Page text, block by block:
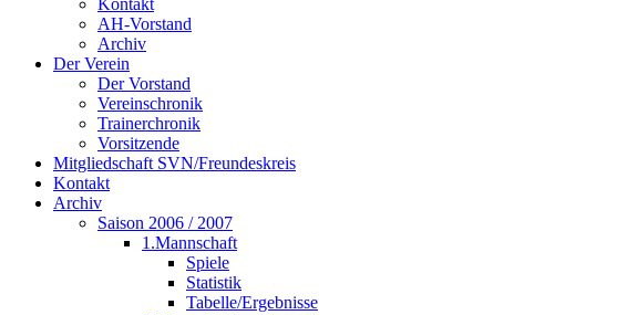
Kontakt
AH-Vorstand
Archiv
Der Verein
Der Vorstand
Vereinschronik
Trainerchronik
Vorsitzende
Mitgliedschaft SVN/Freundeskreis
Kontakt
Archiv
Saison 2006 / 2007
1.Mannschaft
Spiele
Statistik
Tabelle/Ergebnisse